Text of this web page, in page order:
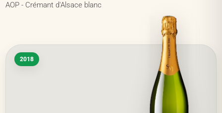
AOP - Crémant d'Alsace blanc
2018